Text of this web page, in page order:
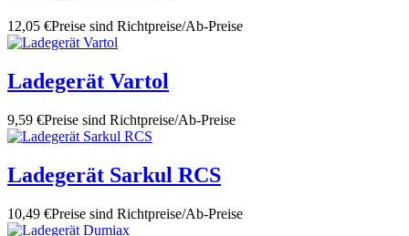
12,05 €Preise sind Richtpreise/Ab-Preise
Ladegerät Vartol
9,59 €Preise sind Richtpreise/Ab-Preise
Ladegerät Sarkul RCS
10,49 €Preise sind Richtpreise/Ab-Preise